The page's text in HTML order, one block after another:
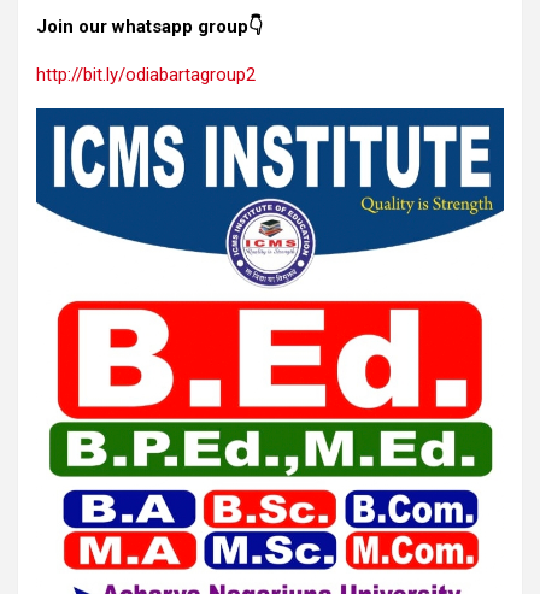
Join our whatsapp group👇
http://bit.ly/odiabartagroup2